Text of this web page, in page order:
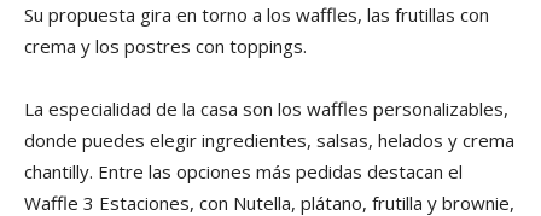
Su propuesta gira en torno a los waffles, las frutillas con
crema y los postres con toppings.
La especialidad de la casa son los waffles personalizables,
donde puedes elegir ingredientes, salsas, helados y crema
chantilly. Entre las opciones más pedidas destacan el
Waffle 3 Estaciones, con Nutella, plátano, frutilla y brownie,